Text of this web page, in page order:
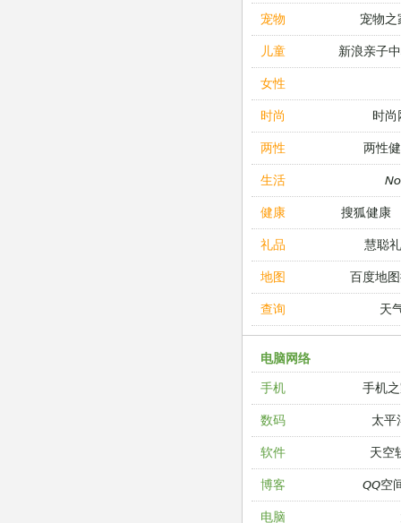
宠物 宠物之
儿童 新浪亲子
女性
时尚 时尚
两性 两性
生活
健康 搜狐健康
礼品 慧聪
地图 百度地
查询 天
电脑网络
手机
手机
数码 太平
软件 天空
博客 QQ空
电脑